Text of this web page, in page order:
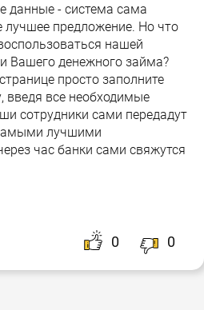
данные - система сама
лучшее предложение. Но что
нашей
денежного займа?
просто заполните
введя все необходимые
сотрудники сами передадут
лучшими
час банки сами свяжутся
0 0